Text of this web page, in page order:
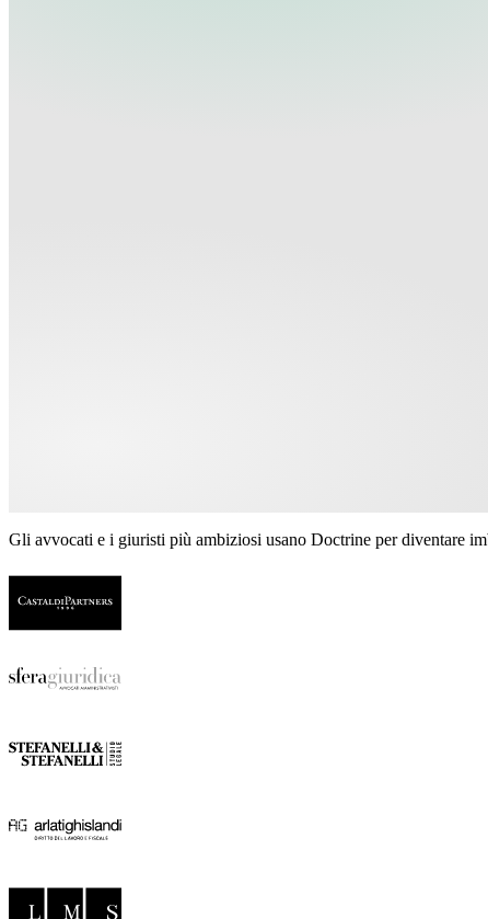
Gli avvocati e i giuristi più ambiziosi usano Doctrine per diventare